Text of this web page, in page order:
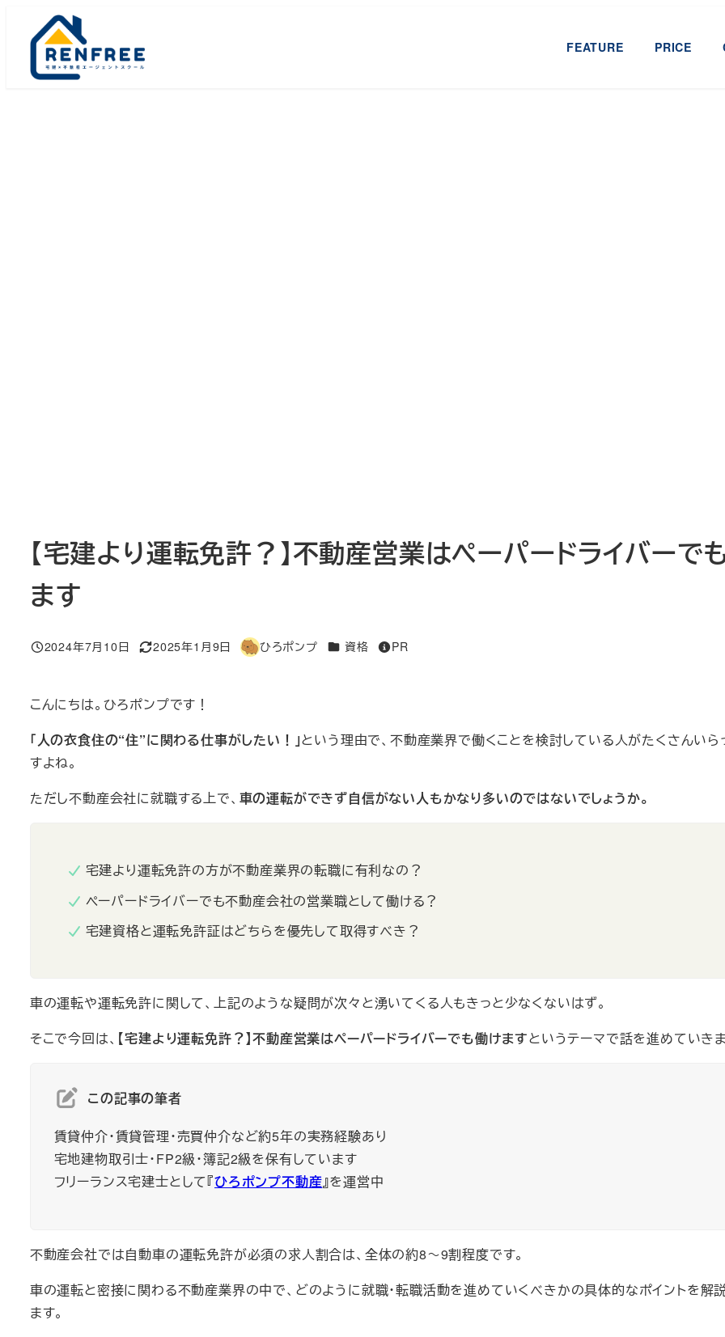
FEATURE PRICE
【宅建より運転免許？】不動産営業はペーパードライバーで
ます
投稿日
2024年7月10日
更新日
2025年1月9日
著
ひろポンプ カテゴリー
資格 PR
こんにちは。ひろポンプです！
「人の衣食住の“住”に関わる仕事がしたい！」という理由で、不動産業界で働くことを検討している人がたくさんいら
すよね。
ただし不動産会社に就職する上で、 車の運転ができず自信がない人もかなり多いのではないでしょうか。
宅建より運転免許の方が不動産業界の転職に有利なの？
ペーパードライバーでも不動産会社の営業職として働ける？
宅建資格と運転免許証はどちらを優先して取得すべき？
車の運転や運転免許に関して、上記のような疑問が次々と湧いてくる人もきっと少なくないはず。
そこで今回は、 【宅建より運転免許？】不動産営業はペーパードライバーでも働けますというテーマで話を進めていきま
この記事の筆者
賃貸仲介・賃貸管理・売買仲介など約5年の実務経験あり
宅地建物取引士・FP2級・簿記2級を保有しています
フリーランス宅建士として『ひろポンプ不動産』を運営中
不動産会社では自動車の運転免許が必須の求人割合は、全体の約8～9割程度です。
車の運転と密接に関わる不動産業界の中で、どのように就職・転職活動を進めていくべきかの具体的なポイントを解
ます。